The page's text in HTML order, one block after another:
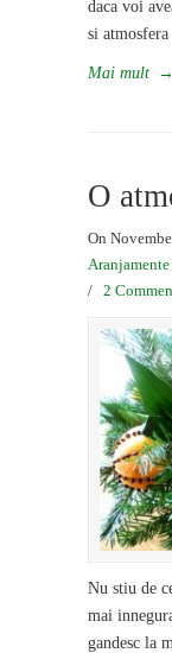
daca voi
si atmosfera
Mai mult →
O
On
Aranjamente
/ 2
Nu stiu de
mai
gandesc la